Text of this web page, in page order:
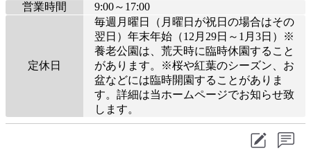
営業時間
9:00～17:00
定休日
毎週月曜日（月曜日が祝日の場合はその
翌日）年末年始（12月29日～1月3日）※
養老公園は、荒天時に臨時休園すること
があります。※桜や紅葉のシーズン、お
盆などには臨時開園することがありま
す。詳細は当ホームページでお知らせ致
します。